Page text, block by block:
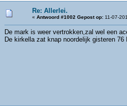
Re: Allerlei.
« Antwoord #1002 Gepost op: 11-07-
De mark is weer vertrokken,zal wel een
De kirkella zat knap noordelijk gisteren 76